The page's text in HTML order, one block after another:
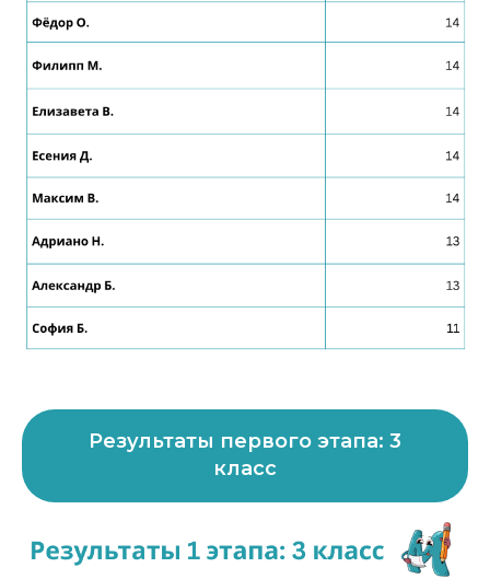
Результаты первого этапа: 3
класс